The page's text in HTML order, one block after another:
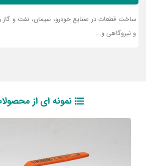
ساخت قطعات در صنایع خودرو، سیمان، نفت و گاز
و نیروگاهی و...
نمونه ای از